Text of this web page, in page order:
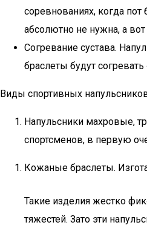
соревнованиях, когда пот
абсолютно не нужна, а
Согревание сустава.
браслеты будут
Виды спортивных
Напульсники махровые,
спортсменов, в первую
Кожаные браслеты.
Такие изделия жестко
тяжестей. Зато эти